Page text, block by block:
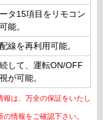
タ15項目をリモコン
能。
線を再利用可能。
して、運転ON/OFF
が可能。
は、万全の保証をいたし
情報をご確認下さい。